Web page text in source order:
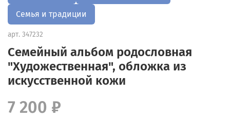
Семья и традиции
арт. 347232
Семейный альбом родословная
"Художественная", обложка из
искусственной кожи
7 200 ₽